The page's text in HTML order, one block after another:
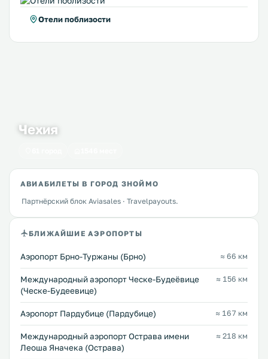
Отели поблизости
Чехия
АВИАБИЛЕТЫ В ГОРОД ЗНОЙМО
Партнёрский блок Aviasales · Travelpayouts.
БЛИЖАЙШИЕ АЭРОПОРТЫ
Аэропорт Брно-Туржаны (Брно) ≈ 66 км
Международный аэропорт Ческе-Будеёвице
(Ческе-Будеевице)
≈ 156 км
Аэропорт Пардубице (Пардубице) ≈ 167 км
Международный аэропорт Острава имени
Леоша Яначека (Острава)
≈ 218 км